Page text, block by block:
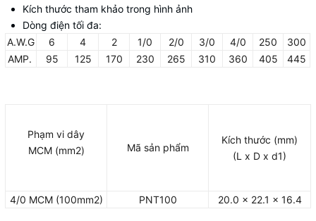
Kích thước tham khảo trong hình ảnh
Dòng điện tối đa:
A.W.G
6 4 2 1/0 2/0 3/0 4/0 250
300
AMP.
95 125 170 230 265 310 360 405 445
Phạm vi dây
MCM (mm2)
Mã sản phẩm
Kích thước (mm)
(L x D x d1)
4/0 MCM (100mm2) PNT100 20.0 x 22.1 x 16.4